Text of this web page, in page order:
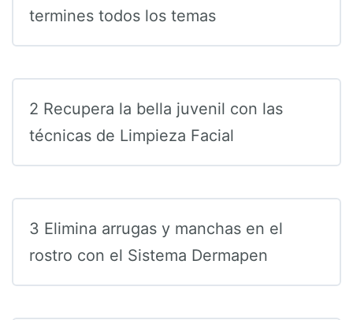
termines todos los temas
2 Recupera la bella juvenil con las
técnicas de Limpieza Facial
3 Elimina arrugas y manchas en el
rostro con el Sistema Dermapen